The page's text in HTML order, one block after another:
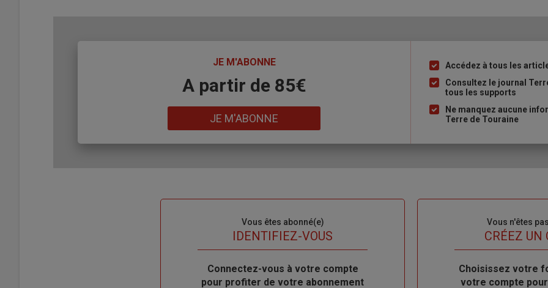
JE M'ABONNE
A partir de 85€
JE M'ABONNE
Liste
à
puce
Accédez à tous les
Consultez le journal
tous les supports
Ne manquez aucune
Terre de Touraine
Vous êtes abonné(e)
IDENTIFIEZ-VOUS
Body
Connectez-vous à votre compte
pour profiter de votre abonnement
Vous n'êtes
TITRECRÉEZ UN
Body
Choisissez votre
votre compte